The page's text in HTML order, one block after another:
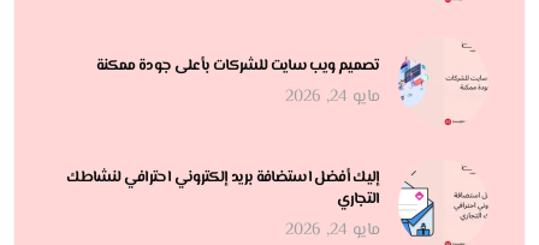
تصميم ويب سايت للشركات بأعلى جودة ممكنة
مايو 24, 2026
إليك أفضل استضافة بريد إلكتروني احترافي لنشاطك
التجاري
مايو 24, 2026